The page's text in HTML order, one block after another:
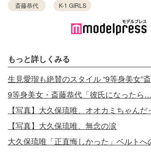
斎藤恭代 K-1 GIRLS
もっと詳しくみる
【写真】大久保琉唯、無念の涙